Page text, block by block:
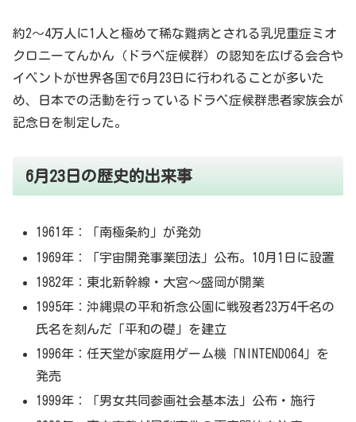
約2～4万人に1人と極めて稀な難病とされる乳児重症ミオ
クロニーてんかん（ドラベ症候群）の認知を広げる会合や
イベントが世界各国で6月23日に行われることが多いた
め、日本での活動を行っているドラベ症候群患者家族会が
記念日を制定した。
6月23日の歴史的出来事
1961年：「南極条約」が発効
1969年：「宇宙開発事業団法」公布。10月1日に設置
1982年：東北新幹線・大宮～盛岡が開業
1995年：沖縄県の平和祈念公園に戦歿者23万4千名の
氏名を刻んだ「平和の礎」を建立
1996年：任天堂が家庭用ゲーム機「NINTENDO64」を
発売
1999年：「男女共同参画社会基本法」公布・施行